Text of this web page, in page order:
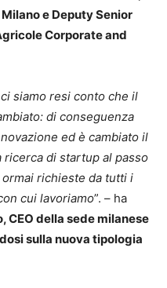
e Deputy Senior
Corporate and
siamo resi conto che il
di conseguenza
ed è cambiato il
ricerca di startup al passo
richieste da tutti i
cui lavoriamo”. – ha
CEO della sede milanese
sulla nuova tipologia